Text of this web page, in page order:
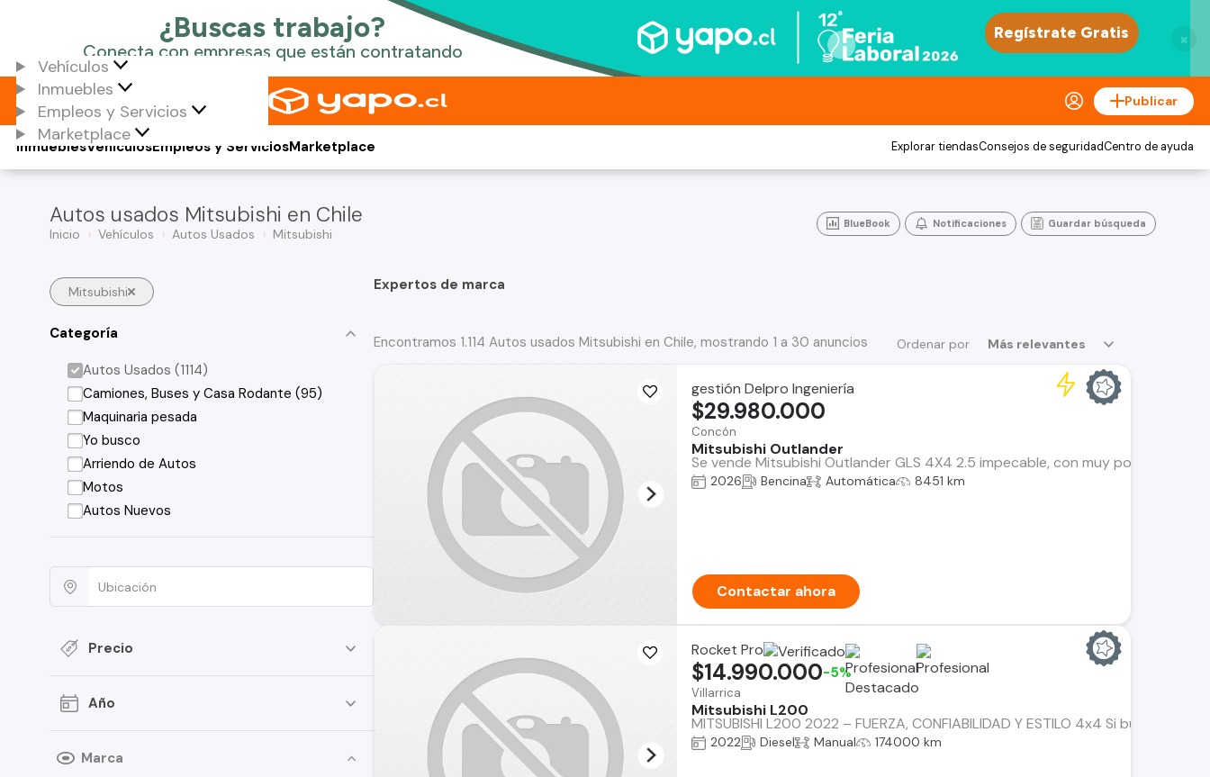
×
Vehículos
Inmuebles
Empleos y Servicios
Marketplace
Publicar
Vehículos
Inmuebles Empleos y ServiciosMarketplace Explorar tiendasConsejos de seguridadCentro de ayuda
Autos usados Mitsubishi en Chile
Inicio Vehículos Autos Usados Mitsubishi
BlueBook Notificaciones Guardar búsqueda
Mitsubishi
Categoría
Autos Usados (1114)
Camiones, Buses y Casa Rodante (95)
Maquinaria pesada
Yo busco
Arriendo de Autos
Motos
Autos Nuevos
Precio
Año
Marca
Expertos de marca
Ordenar por Más relevantes
Encontramos 1.114 Autos usados Mitsubishi en Chile, mostrando 1 a 30 anuncios
gestión Delpro Ingeniería
Concón
Mitsubishi Outlander
Se vende Mitsubishi Outlander GLS 4X4 2.5 impecable, con muy poco uso y
$29.980.000
2026 Bencina Automática 8451 km
Contactar ahora
Rocket Pro
Villarrica
Mitsubishi L200
MITSUBISHI L200 2022 – FUERZA, CONFIABILIDAD Y ESTILO 4x4 Si
$14.990.000-5%
2022 Diesel Manual 174000 km